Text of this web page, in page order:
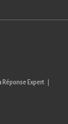
Réponse Expert